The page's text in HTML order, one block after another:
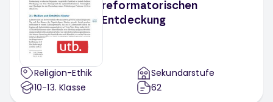
reformatorischen
Entdeckung
Religion-Ethik
10-13. Klasse
Sekundarstufe
62